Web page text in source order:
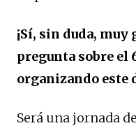
¡Sí, sin duda,
pregunta sobre el
organizando este
Será una jornada